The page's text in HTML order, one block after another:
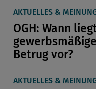
AKTUELLES &
OGH: Wann
Betrug vor?
AKTUELLES &